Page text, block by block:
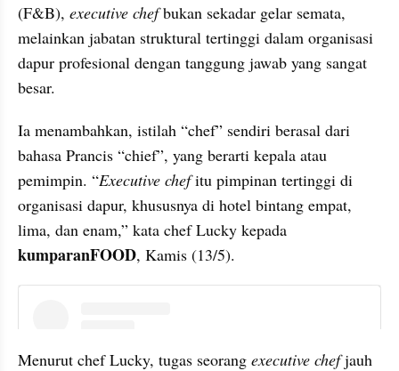
(F&B), executive chef bukan sekadar gelar semata,
melainkan jabatan struktural tertinggi dalam organisasi
dapur profesional dengan tanggung jawab yang sangat
besar.
Ia menambahkan, istilah “chef” sendiri berasal dari
bahasa Prancis “chief”, yang berarti kepala atau
pemimpin. “Executive chef itu pimpinan tertinggi di
organisasi dapur, khususnya di hotel bintang empat,
kumparanFOOD, Kamis (13/5).
Menurut chef Lucky, tugas seorang executive chef jauh